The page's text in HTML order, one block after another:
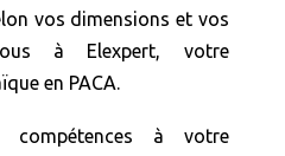
vos dimensions et vos
à Elexpert, votre
en PACA.
compétences à votre